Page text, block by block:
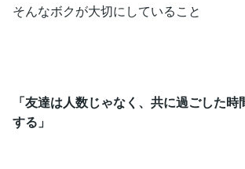
そんなボクが大切にしていること
「友達は人数じゃなく、共に過ごした
する」